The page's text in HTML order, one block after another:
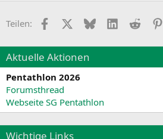
Teilen: Facebook BlueskyLinkedIn
Reddit
Aktuelle Aktionen
Pentathlon 2026
Forumsthread
Webseite SG Pentathlon
Wichtige Links